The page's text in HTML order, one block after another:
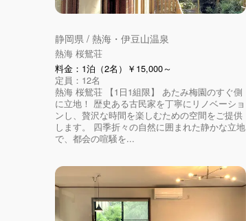
静岡県 / 熱海・伊豆山温泉
熱海 桜鴛荘
料金：1泊（2名）￥15,000～
定員：12名
熱海 桜鴛荘 【1日1組限】 あたみ梅園のすぐ側
に立地！ 歴史ある古民家を丁寧にリノベーショ
ンし、贅沢な時間を楽しむための空間をご提供
します。 四季折々の自然に囲まれた静かな立地
で、都会の喧騒を...